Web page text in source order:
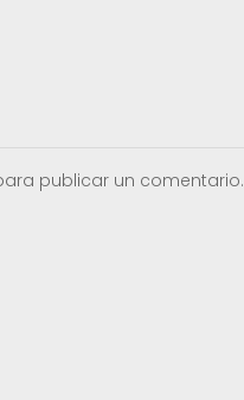
publicar un comentario.